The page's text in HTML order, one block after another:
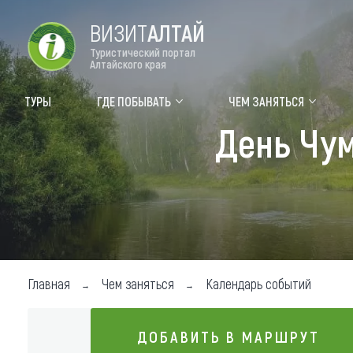
Форум VISIT ALTAI
Туры Где
ВИЗИТАЛТАЙ
Туристический портал
Алтайского края
ТУРЫ ГДЕ ПОБЫВАТЬ ЧЕМ ЗАНЯТЬСЯ
День
Главная Чем заняться Календарь событий
ДОБАВИТЬ В МАРШРУТ